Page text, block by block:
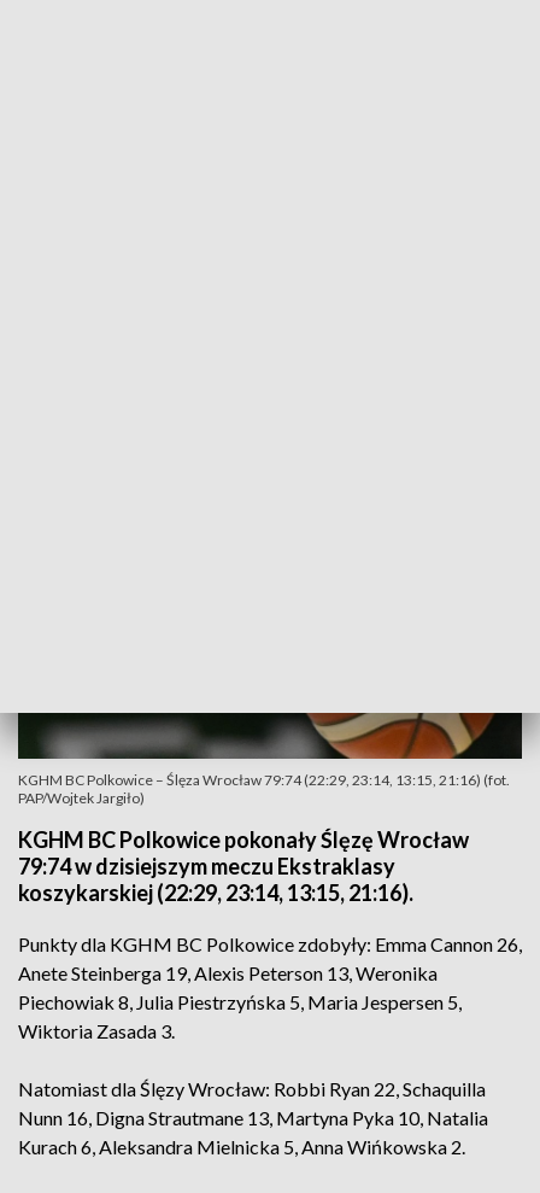
KGHM BC Polkowice – Ślęza Wrocław 79:74 (22:29, 23:14, 13:15, 21:16) (fot.
PAP/Wojtek Jargiło)
KGHM BC Polkowice pokonały Ślęzę Wrocław
79:74 w dzisiejszym meczu Ekstraklasy
koszykarskiej (22:29, 23:14, 13:15, 21:16).
Punkty dla KGHM BC Polkowice zdobyły: Emma Cannon 26,
Anete Steinberga 19, Alexis Peterson 13, Weronika
Piechowiak 8, Julia Piestrzyńska 5, Maria Jespersen 5,
Wiktoria Zasada 3.
Natomiast dla Ślęzy Wrocław: Robbi Ryan 22, Schaquilla
Nunn 16, Digna Strautmane 13, Martyna Pyka 10, Natalia
Kurach 6, Aleksandra Mielnicka 5, Anna Wińkowska 2.